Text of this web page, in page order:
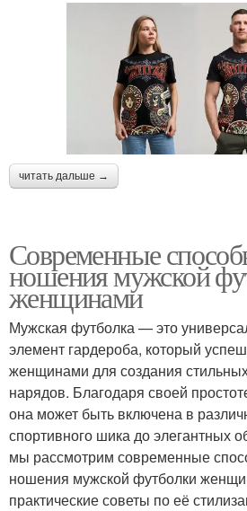
читать дальше →
Современные
ношения мужской
женщинами
Мужская футболка — это
элемент гардероба, который
женщинами для создания
нарядов. Благодаря своей
она может быть включена в
спортивного шика до элегантных
мы рассмотрим современные
ношения мужской футболки
практические советы по её